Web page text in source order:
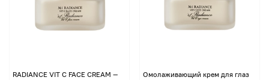
RADIANCE VIT C FACE CREAM —
Омолаживающий крем для глаз